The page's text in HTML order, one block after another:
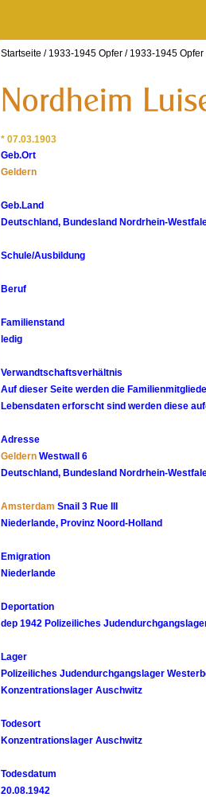
Startseite / 1933-1945 Opfer / 1933-1945 Opfer
* 07.03.1903
Geb.Ort
Geldern
Geb.Land
Deutschland, Bundesland Nordrhein-
Schule/Ausbildung
Beruf
Familienstand
ledig
Verwandtschaftsverhältnis
Auf dieser Seite werden die
Lebensdaten erforscht sind werden diese
Adresse
Geldern Westwall 6
Deutschland, Bundesland Nordrhein-
Amsterdam Snail 3 Rue III
Niederlande, Provinz Noord-Holland
Emigration
Niederlande
Deportation
dep 1942 Polizeiliches
Lager
Polizeiliches Judendurchgangslager
Konzentrationslager Auschwitz
Todesort
Konzentrationslager Auschwitz
Todesdatum
20.08.1942